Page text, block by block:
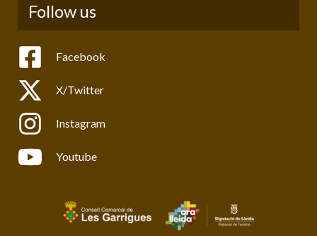
Follow us
Facebook
X/Twitter
Instagram
Youtube